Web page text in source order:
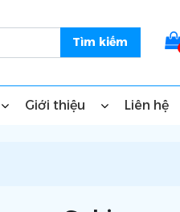
Giới thiệu Liên hệ